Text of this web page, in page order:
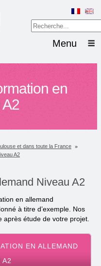
Menu
en
et dans toute la France »
A2
Niveau A2
en allemand
à titre d’exemple. Nos
étude de votre projet.
EN ALLEMAND
A2